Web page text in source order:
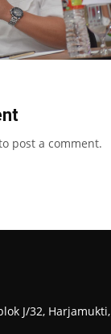
post a comment.
J/32,